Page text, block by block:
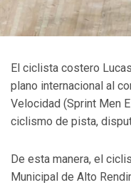
El ciclista costero
plano internacional al
Velocidad (Sprint Men
ciclismo de pista,
De esta manera, el
Municipal de Alto